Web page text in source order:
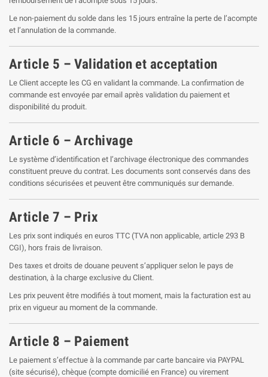
Le non-paiement du solde dans les 15 jours entraîne la perte de l’acompte
et l’annulation de la commande.
Article 5 – Validation et acceptation
Le Client accepte les CG en validant la commande. La confirmation de
commande est envoyée par email après validation du paiement et
disponibilité du produit.
Article 6 – Archivage
Le système d’identification et l’archivage électronique des commandes
constituent preuve du contrat. Les documents sont conservés dans des
conditions sécurisées et peuvent être communiqués sur demande.
Article 7 – Prix
Les prix sont indiqués en euros TTC (TVA non applicable, article 293 B
CGI), hors frais de livraison.
Des taxes et droits de douane peuvent s’appliquer selon le pays de
destination, à la charge exclusive du Client.
Les prix peuvent être modifiés à tout moment, mais la facturation est au
prix en vigueur au moment de la commande.
Article 8 – Paiement
Le paiement s’effectue à la commande par carte bancaire via PAYPAL
(site sécurisé), chèque (compte domicilié en France) ou virement